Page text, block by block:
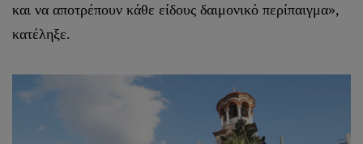
και να αποτρέπουν κάθε είδους δαιμονικό περίπαιγμα»,
κατέληξε.